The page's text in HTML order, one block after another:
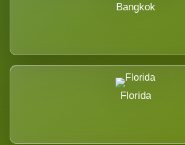
Bangkok
Florida